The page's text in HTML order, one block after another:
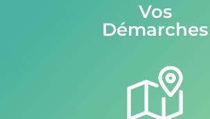
Vos
Démarches